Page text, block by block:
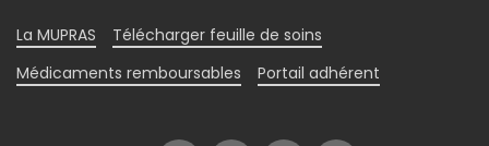
La MUPRAS
Télécharger feuille de soins
Médicaments remboursables
Portail adhérent